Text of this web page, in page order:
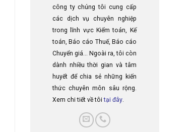
công ty chúng tôi cung cấp
các dịch vụ chuyên nghiệp
trong lĩnh vực Kiểm toán, Kế
toán, Báo cáo Thuế, Báo cáo
Chuyển giá... Ngoài ra, tôi còn
dành nhiều thời gian và tâm
huyết để chia sẻ những kiến
thức chuyên môn sâu rộng.
Xem chi tiết về tôitại đây.